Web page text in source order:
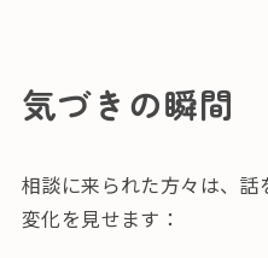
気づきの瞬間
相談に来られた方々は、
変化を見せます：